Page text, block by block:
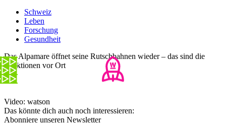
Schweiz
Leben
Forschung
Gesundheit
Das Alpamare öffnet seine Rutschbahnen wieder – das sind die
Reaktionen vor Ort
Video: watson
Das könnte dich auch noch interessieren:
Abonniere unseren Newsletter